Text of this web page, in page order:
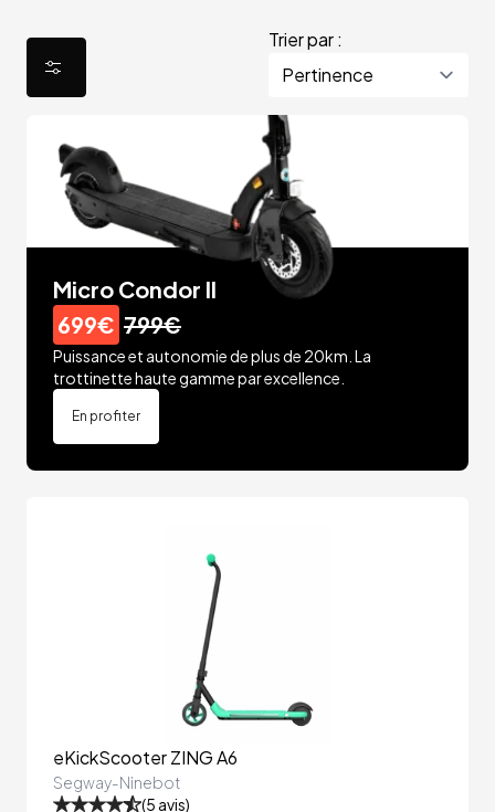
Trier par :
Micro Condor II
699€ 799€
Puissance et autonomie de plus de 20km. La
trottinette haute gamme par excellence.
En profiter
eKickScooter ZING A6
Segway-Ninebot
(5 avis)